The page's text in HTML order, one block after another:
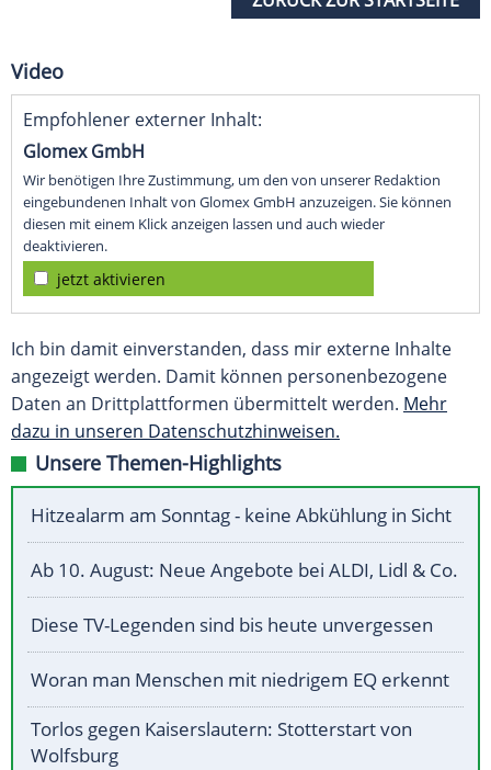
Video
Empfohlener externer Inhalt:
Glomex GmbH
Wir benötigen Ihre Zustimmung, um den von unserer Redaktion
eingebundenen Inhalt von Glomex GmbH anzuzeigen. Sie können
diesen mit einem Klick anzeigen lassen und auch wieder
deaktivieren.
jetzt aktivieren
Ich bin damit einverstanden, dass mir externe Inhalte
angezeigt werden. Damit können personenbezogene
Daten an Drittplattformen übermittelt werden. Mehr
dazu in unseren Datenschutzhinweisen.
Unsere Themen-Highlights
Hitzealarm am Sonntag - keine Abkühlung in Sicht
Ab 10. August: Neue Angebote bei ALDI, Lidl & Co.
Diese TV-Legenden sind bis heute unvergessen
Woran man Menschen mit niedrigem EQ erkennt
Torlos gegen Kaiserslautern: Stotterstart von
Wolfsburg